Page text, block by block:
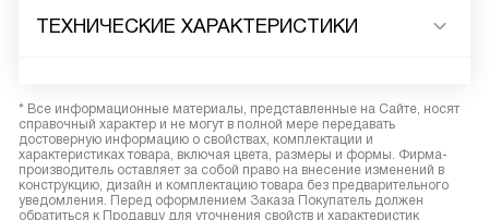
ТЕХНИЧЕСКИЕ ХАРАКТЕРИСТИКИ
* Все информационные материалы, представленные на Сайте, носят
справочный характер и не могут в полной мере передавать
достоверную информацию о свойствах, комплектации и
характеристиках товара, включая цвета, размеры и формы. Фирма-
производитель оставляет за собой право на внесение изменений в
конструкцию, дизайн и комплектацию товара без предварительного
уведомления. Перед оформлением Заказа Покупатель должен
обратиться к Продавцу для уточнения свойств и характеристик